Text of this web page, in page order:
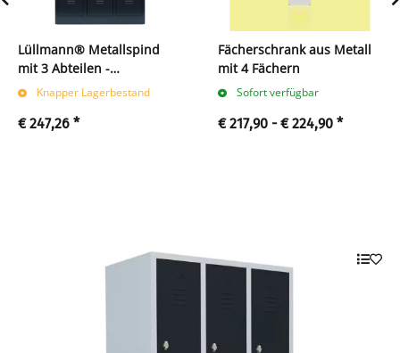
Lüllmann® Metallspind
mit 3 Abteilen -
schwarzgrau
Knapper Lagerbestand
€ 247,26 *
Fächerschrank aus Metall
mit 4 Fächern
Sofort verfügbar
€ 217,90 -€ 224,90 *